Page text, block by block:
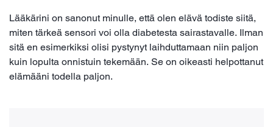
Lääkärini on sanonut minulle, että olen elävä todiste siitä,
miten tärkeä sensori voi olla diabetesta sairastavalle. Ilman
sitä en esimerkiksi olisi pystynyt laihduttamaan niin paljon
kuin lopulta onnistuin tekemään. Se on oikeasti helpottanut
elämääni todella paljon.